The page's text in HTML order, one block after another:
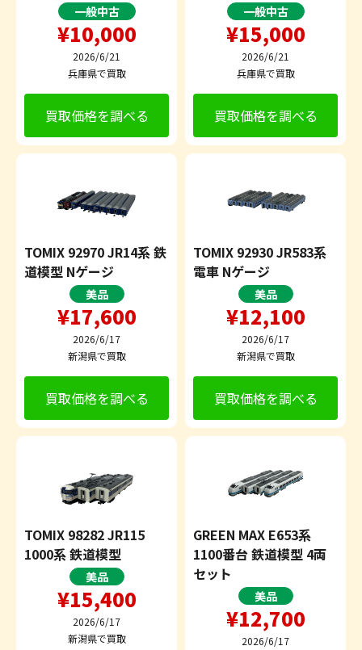
一般中古
¥10,000
2026/6/21
兵庫県で買取
買取価格を調べる
一般中古
¥15,000
2026/6/21
兵庫県で買取
買取価格を調べる
TOMIX 92970 JR14系 鉄
道模型 Nゲージ
美品
¥17,600
2026/6/17
新潟県で買取
買取価格を調べる
TOMIX 92930 JR583系
電車 Nゲージ
美品
¥12,100
2026/6/17
新潟県で買取
買取価格を調べる
TOMIX 98282 JR115
1000系 鉄道模型
美品
¥15,400
2026/6/17
新潟県で買取
GREEN MAX E653系
1100番台 鉄道模型 4両
セット
美品
¥12,700
2026/6/17